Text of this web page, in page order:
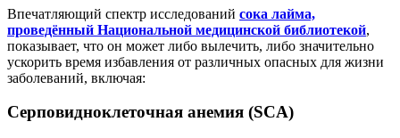
Впечатляющий спектр исследований сока лайма,
проведённый Национальной медицинской библиотекой,
показывает, что он может либо вылечить, либо значительно
ускорить время избавления от различных опасных для жизни
заболеваний, включая:
Серповидноклеточная анемия (SCA)